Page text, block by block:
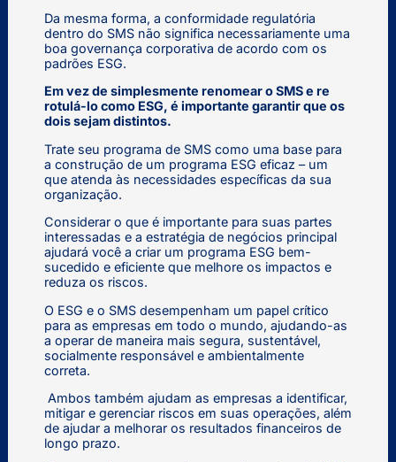
Da mesma forma, a conformidade regulatória
dentro do SMS não significa necessariamente uma
boa governança corporativa de acordo com os
padrões ESG.
Em vez de simplesmente renomear o SMS e re
rotulá-lo como ESG, é importante garantir que os
dois sejam distintos.
Trate seu programa de SMS como uma base para
a construção de um programa ESG eficaz – um
que atenda às necessidades específicas da sua
organização.
Considerar o que é importante para suas partes
interessadas e a estratégia de negócios principal
ajudará você a criar um programa ESG bem-
sucedido e eficiente que melhore os impactos e
reduza os riscos.
O ESG e o SMS desempenham um papel crítico
para as empresas em todo o mundo, ajudando-as
a operar de maneira mais segura, sustentável,
socialmente responsável e ambientalmente
correta.
Ambos também ajudam as empresas a identificar,
mitigar e gerenciar riscos em suas operações, além
de ajudar a melhorar os resultados financeiros de
longo prazo.